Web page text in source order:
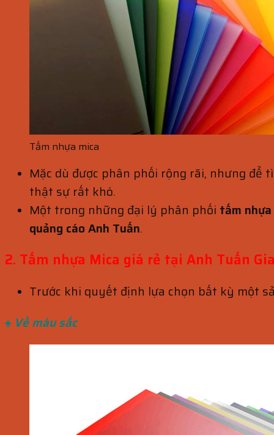
Tấm nhựa mica
Mặc dù được phân phối rộng rãi, nhưng để
thật sự rất khó.
Một trong những đại lý phân phối tấm
quảng cáo Anh Tuấn.
2. Tấm nhựa Mica giá rẻ tại Anh Tuấn
Trước khi quyết định lựa chọn bất kỳ một
♠ Về màu sắc